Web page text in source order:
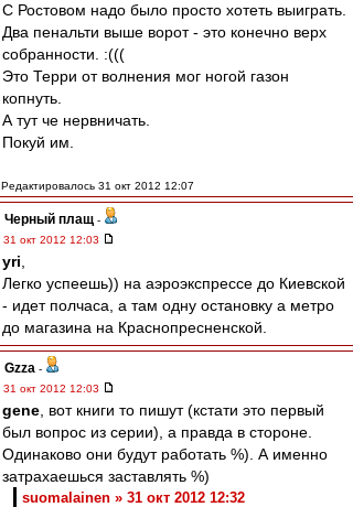
С Ростовом надо было просто хотеть выиграть.
Два пенальти выше ворот - это конечно верх
собранности. :(((
Это Терри от волнения мог ногой газон
копнуть.
А тут че нервничать.
Покуй им.
Редактировалось 31 окт 2012 12:07
Черный плащ -
31 окт 2012 12:03
yri
Легко успеешь)) на аэроэкспрессе до Киевской
- идет полчаса, а там одну остановку а метро
до магазина на Краснопресненской.
Gzza -
31 окт 2012 12:03
gene , вот книги то пишут (кстати это первый
был вопрос из серии), а правда в стороне.
Одинаково они будут работать %). А именно
затрахаешься заставлять %)
suomalainen » 31 окт 2012 12:32